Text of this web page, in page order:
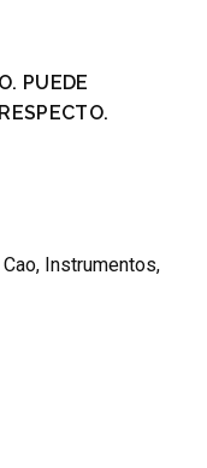
PUEDE
, Instrumentos,